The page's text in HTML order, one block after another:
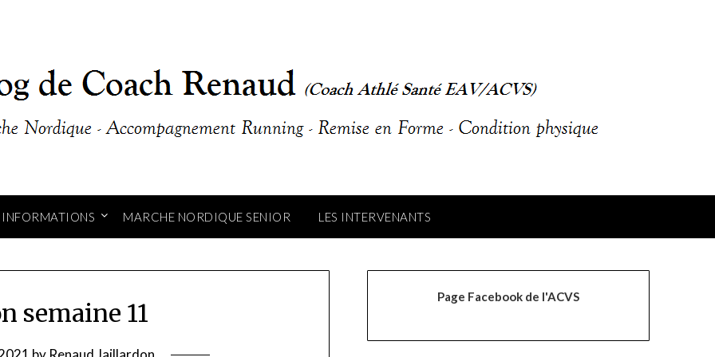
INFORMATIONS MARCHE NORDIQUE SENIOR LES INTERVENANTS
semaine 11
Page Facebook de l'ACVS